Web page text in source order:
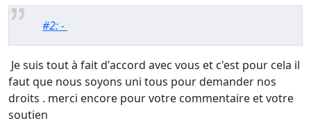
#2: -
Je suis tout à fait d'accord avec vous et c'est pour cela il
faut que nous soyons uni tous pour demander nos
droits . merci encore pour votre commentaire et votre
soutien